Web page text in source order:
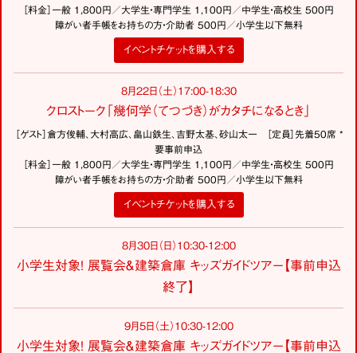
［料金］一般 1,800円／大学生・専門学生 1,100円／中学生・高校生 500円
障がい者手帳をお持ちの方・介助者 500円／小学生以下無料
イベントチケットを購入する
8月22日（土）17:00-18:30
クロストーク「幾何学（てつづき）がカタチになるとき」
［ゲスト］倉方俊輔、大村高広、畠山鉄生、吉野太基、砂山太一 ［定員］先着50席 *
要事前申込
［料金］一般 1,800円／大学生・専門学生 1,100円／中学生・高校生 500円
障がい者手帳をお持ちの方・介助者 500円／小学生以下無料
イベントチケットを購入する
8月30日（日）10:30-12:00
小学生対象！ 展覧会＆建築倉庫 キッズガイドツアー【事前申込
終了】
9月5日（土）10:30-12:00
小学生対象！ 展覧会＆建築倉庫 キッズガイドツアー【事前申込